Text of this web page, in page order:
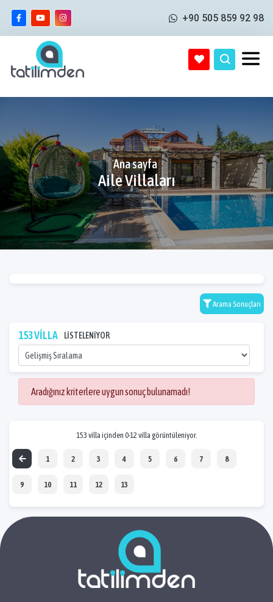
+90 505 859 92 98
Ana sayfa
Aile Villaları
Arama Sonuçları
153 VİLLA LİSTELENİYOR
Aradığınız kriterlere uygun sonuç bulunamadı!
153 villa içinden 0-12 villa görüntüleniyor.
1 2 3 4 5 6 7 8
9 10 11 12 13